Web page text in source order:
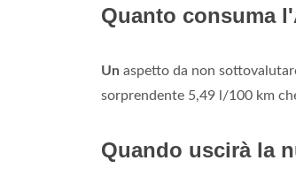
Quanto consuma
Un aspetto da non
sorprendente 5,49 l/100 km
Quando uscirà la